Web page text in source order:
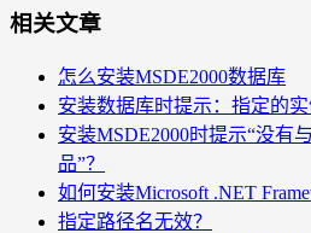
相关文章
怎么安装MSDE2000数据库
安装数据库时提示：指定的实
安装MSDE2000时提示“没有
品”？
如何安装Microsoft .NET
指定路径名无效？